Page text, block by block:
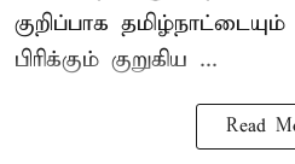
குறிப்பாக
பிரிக்கும் குறுகிய ...
Read